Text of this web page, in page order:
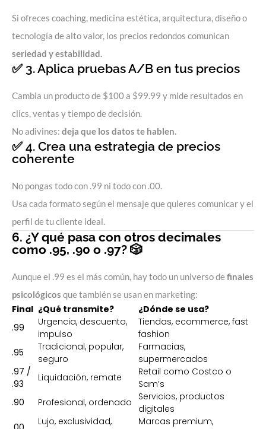
Si ofreces coaching, medicina estética, arquitectura, diseño o
tecnología de alto valor, los precios redondos comunican
seriedad y estabilidad.
✅ 3. Aplica pruebas A/B en tus precios
Cambia un producto de $100 a $99.99 y mide resultados en
clics, ventas y tiempo de decisión.
No adivines: deja que los datos te hablen.
✅ 4. Crea una estrategia de precios
coherente
No pongas todo con .99 ni todo con .00.
Usa cada formato según el mensaje que quieres comunicar y el
perfil de tu cliente ideal.
6. ¿Y qué pasa con otros decimales
como .95, .90 o .97? 🎲
Aunque el .99 es el más común, hay todo un universo definales
psicológicos que también se usan en marketing:
Final ¿Qué transmite?
¿Dónde se usa?
.99
Urgencia, descuento,
impulso
Tiendas, ecommerce, fast
fashion
.95
Tradicional, popular,
seguro
Farmacias,
supermercados
.97 /
.93
Liquidación, remate
Retail como Costco o
Sam’s
.90
Profesional, ordenado
Servicios, productos
digitales
Lujo, exclusividad,
Marcas premium,